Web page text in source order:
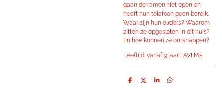
gaan de ramen niet open en
heeft hun telefoon geen bereik.
Waar zijn hun ouders? Waarom
zitten ze opgesloten in dit huis?
En hoe kunnen ze ontsnappen?
Leeftijd: vanaf 9 jaar | AVI M5
D
D
S
D